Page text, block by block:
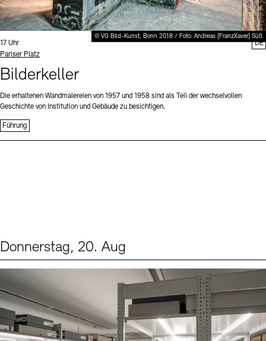
© VG Bild-Kunst, Bonn 2018 / Foto: Andreas [FranzXaver] Süß
Uhrzeit:
17 Uhr
Standort
Pariser Platz
Bilderkeller
Die erhaltenen Wandmalereien von 1957 und 1958 sind als Teil der wechselvollen
Geschichte von Institution und Gebäude zu besichtigen.
Führung
DE
Donnerstag, 20. Aug